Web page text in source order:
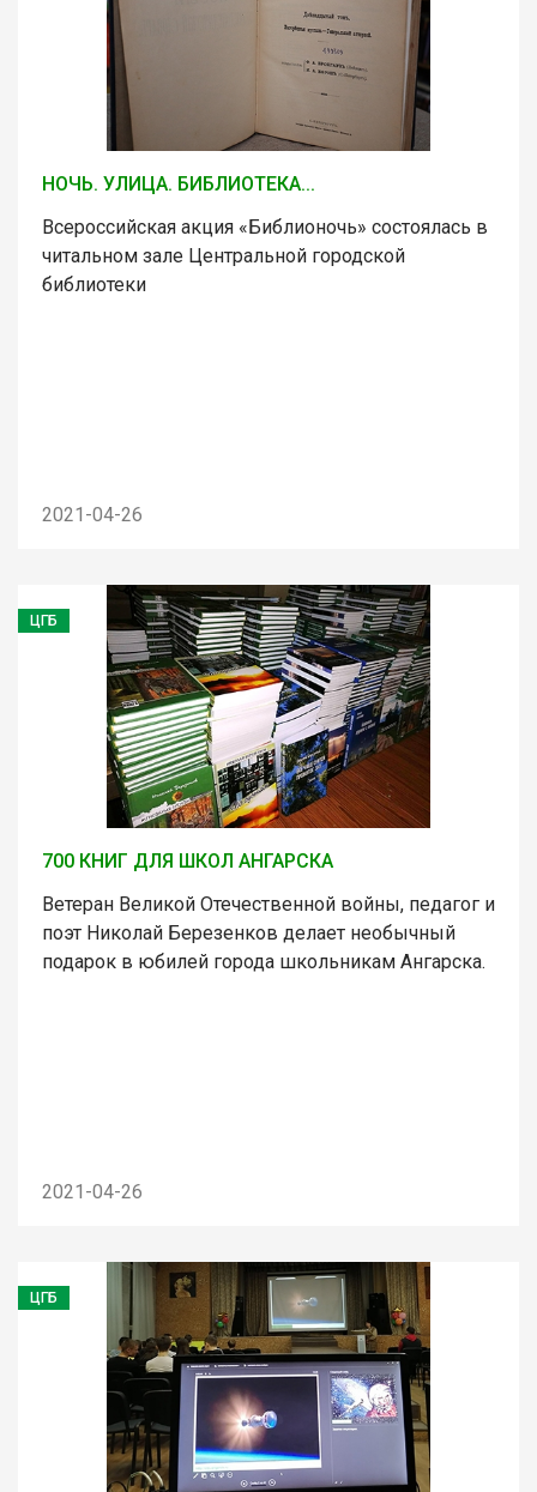
НОЧЬ. УЛИЦА. БИБЛИОТЕКА...
Всероссийская акция «Библионочь» состоялась в
читальном зале Центральной городской
библиотеки
2021-04-26
ЦГБ
700 КНИГ ДЛЯ ШКОЛ АНГАРСКА
Ветеран Великой Отечественной войны, педагог и
поэт Николай Березенков делает необычный
подарок в юбилей города школьникам Ангарска.
2021-04-26
ЦГБ